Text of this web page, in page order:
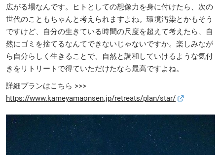
広がる場なんです。ヒトとしての想像力を身に付けたら、次の
世代のこともちゃんと考えられますよね。環境汚染とかもそう
ですけど、自分の生きている時間の尺度を超えて考えたら、自
然にゴミを捨てるなんてできないじゃないですか。楽しみなが
ら自分らしく生きることで、自然と調和していけるような気付
きをリトリートで得ていただけたなら最高ですよね。
詳細プランはこちら >>>
https://www.kameyamaonsen.jp/retreats/plan/star/